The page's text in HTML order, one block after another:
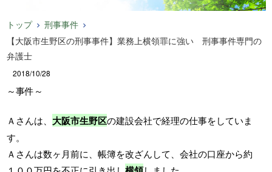
トップ
刑事事件
【大阪市生野区の刑事事件】業務上横領罪に強い 刑事事件専門の
弁護士
2018/10/28
～事件～
Ａさんは、 大阪市生野区の建設会社で経理の仕事をしていま
す。
Ａさんは数ヶ月前に、帳簿を改ざんして、会社の口座から約